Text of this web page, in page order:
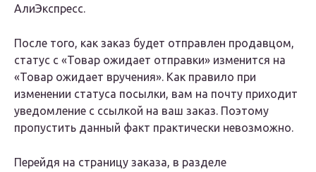
АлиЭкспресс.
После того, как заказ будет отправлен продавцом,
статус с «Товар ожидает отправки» изменится на
«Товар ожидает вручения». Как правило при
изменении статуса посылки, вам на почту приходит
уведомление с ссылкой на ваш заказ. Поэтому
пропустить данный факт практически невозможно.
Перейдя на страницу заказа, в разделе